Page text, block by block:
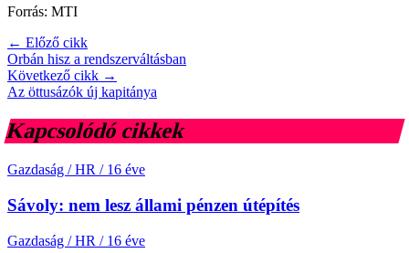
Forrás: MTI
← Előző cikk
Orbán hisz a rendszerváltásban
Következő cikk →
Az öttusázók új kapitánya
Kapcsolódó cikkek
Gazdaság / HR / 16 éve
Sávoly: nem lesz állami pénzen útépítés
Gazdaság / HR / 16 éve